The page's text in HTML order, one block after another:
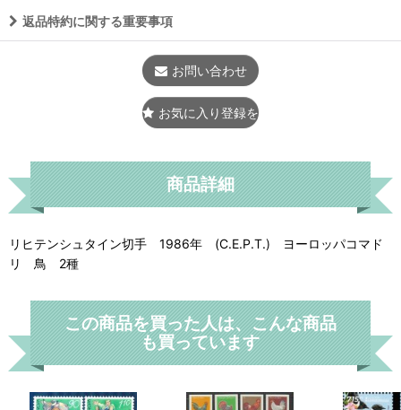
返品特約に関する重要事項
お問い合わせ
お気に入り登録をする
商品詳細
リヒテンシュタイン切手 1986年 (C.E.P.T.) ヨーロッパコマド
リ 鳥 2種
この商品を買った人は、こんな商品
も買っています